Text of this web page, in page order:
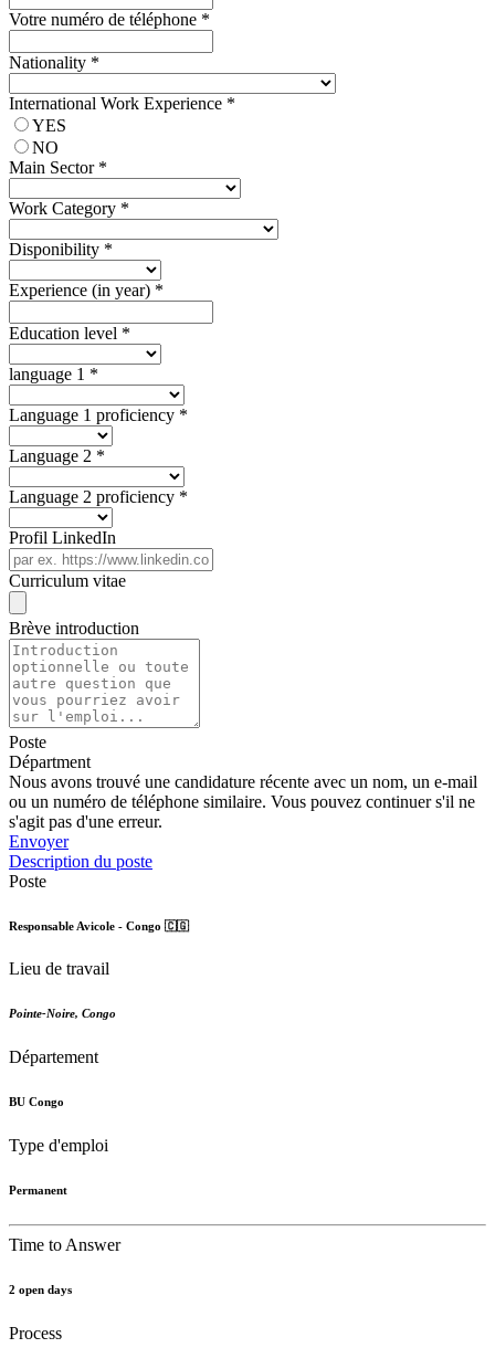
Votre numéro de téléphone *
Nationality *
International Work Experience *
YES
NO
Main Sector*
Work Category *
Disponibility *
Experience (in year) *
Education level *
language 1 *
Language 1 proficiency *
Language 2 *
Language 2 proficiency *
Profil LinkedIn
Curriculum vitae
Brève introduction
Poste
Départment
Nous avons trouvé une candidature récente avec un nom, un e-mail
ou un numéro de téléphone similaire. Vous pouvez continuer s'il ne
s'agit pas d'une erreur.
Envoyer
Description du poste
Poste
Responsable Avicole - Congo 🇨🇬
Lieu de travail
Pointe-Noire, Congo
Département
BU Congo
Type d'emploi
Permanent
Time to Answer
2 open days
Process